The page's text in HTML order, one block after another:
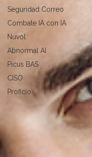
Seguridad Correo
Combate IA con IA
Nuvol
Abnormal AI
Picus BAS
CISO
Proficio